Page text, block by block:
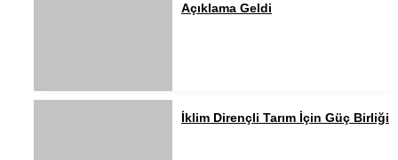
Açıklama Geldi
İklim Dirençli Tarım İçin Güç Birliği